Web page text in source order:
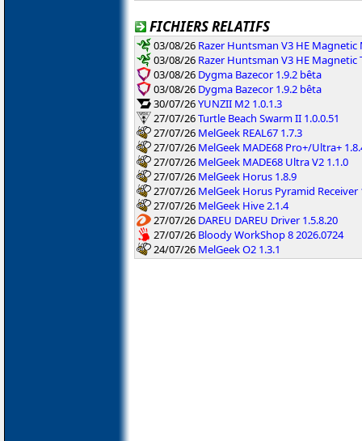
FICHIERS RELATIFS
03/08/26 Razer Huntsman V3 HE Magnetic
03/08/26 Razer Huntsman V3 HE Magnetic
03/08/26 Dygma Bazecor 1.9.2 bêta
03/08/26 Dygma Bazecor 1.9.2 bêta
30/07/26YUNZII M2 1.0.1.3
27/07/26Turtle Beach Swarm II 1.0.0.51
27/07/26 MelGeek REAL67 1.7.3
27/07/26 MelGeek MADE68 Pro+/Ultra+
27/07/26 MelGeek MADE68 Ultra V2 1.1.0
27/07/26 MelGeek Horus 1.8.9
27/07/26 MelGeek Horus Pyramid Receiver
27/07/26 MelGeek Hive 2.1.4
27/07/26 DAREU DAREU Driver 1.5.8.20
27/07/26 Bloody WorkShop 8 2026.0724
24/07/26 MelGeek O2 1.3.1